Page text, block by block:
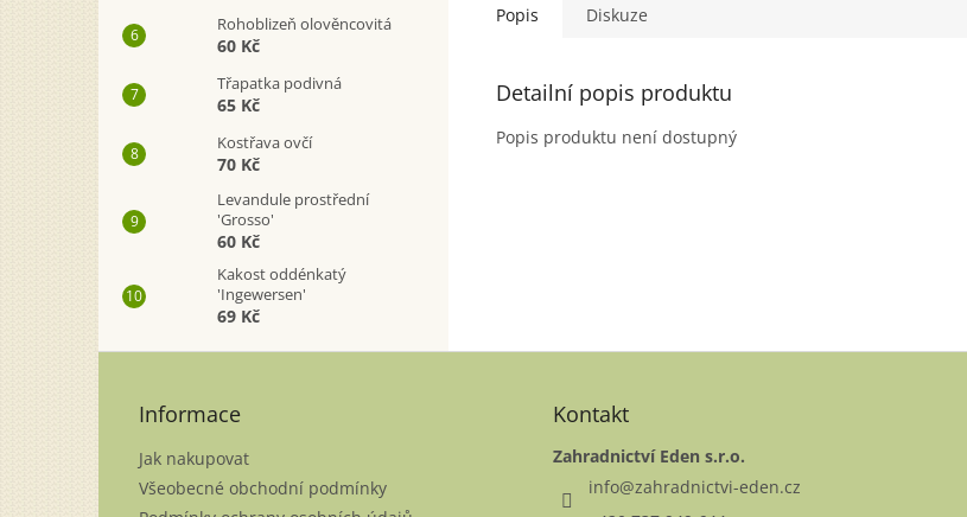
Rohoblizeň olověncovitá
60 Kč
Třapatka podivná
65 Kč
Kostřava ovčí
70 Kč
Levandule prostřední
'Grosso'
60 Kč
Kakost oddénkatý
'Ingewersen'
69 Kč
Popis Diskuze
Detailní popis produktu
Popis produktu není dostupný
Informace
Jak nakupovat
Všeobecné obchodní podmínky
Kontakt
Zahradnictví Eden s.r.o.
info@zahradnictvi-eden.cz